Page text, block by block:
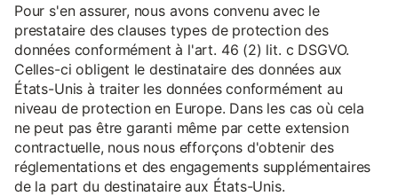
Pour s'en assurer, nous avons convenu avec le
prestataire des clauses types de protection des
données conformément à l'art. 46 (2) lit. c DSGVO.
Celles-ci obligent le destinataire des données aux
États-Unis à traiter les données conformément au
niveau de protection en Europe. Dans les cas où cela
ne peut pas être garanti même par cette extension
contractuelle, nous nous efforçons d'obtenir des
réglementations et des engagements supplémentaires
de la part du destinataire aux États-Unis.